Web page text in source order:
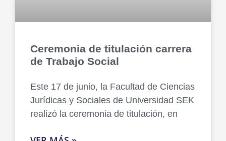
Ceremonia de titulación carrera
de Trabajo Social
Este 17 de junio, la Facultad de Ciencias
Jurídicas y Sociales de Universidad SEK
realizó la ceremonia de titulación, en